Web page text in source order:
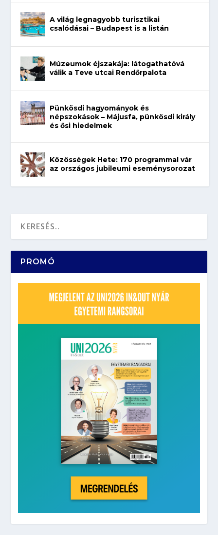
A világ legnagyobb turisztikai
csalódásai – Budapest is a listán
Múzeumok éjszakája: látogathatóvá
válik a Teve utcai Rendőrpalota
Pünkösdi hagyományok és
népszokások – Májusfa, pünkösdi király
és ősi hiedelmek
Közösségek Hete: 170 programmal vár
az országos jubileumi eseménysorozat
PROMÓ